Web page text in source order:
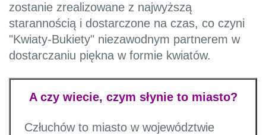
zostanie zrealizowane z najwyższą
starannością i dostarczone na czas, co czyni
"Kwiaty-Bukiety" niezawodnym partnerem w
dostarczaniu piękna w formie kwiatów.
A czy wiecie, czym słynie to miasto?
Człuchów to miasto w województwie